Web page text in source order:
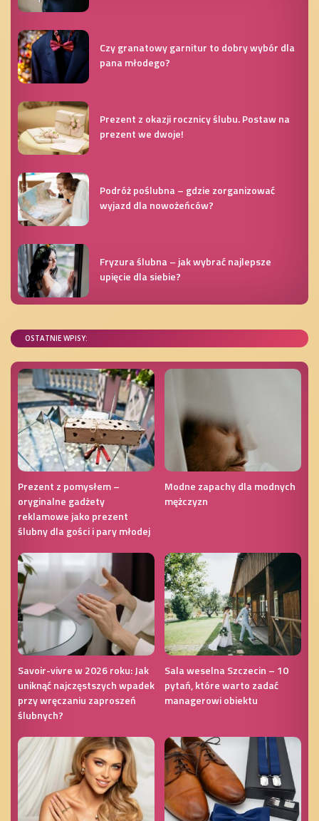
Czy granatowy garnitur to dobry wybór dla
pana młodego?
Prezent z okazji rocznicy ślubu. Postaw na
prezent we dwoje!
Podróż poślubna – gdzie zorganizować
wyjazd dla nowożeńców?
Fryzura ślubna – jak wybrać najlepsze
upięcie dla siebie?
OSTATNIE WPISY:
Prezent z pomysłem –
oryginalne gadżety
reklamowe jako prezent
ślubny dla gości i pary młodej
Modne zapachy dla modnych
mężczyzn
Savoir-vivre w 2026 roku: Jak
uniknąć najczęstszych wpadek
przy wręczaniu zaproszeń
ślubnych?
Sala weselna Szczecin – 10
pytań, które warto zadać
managerowi obiektu